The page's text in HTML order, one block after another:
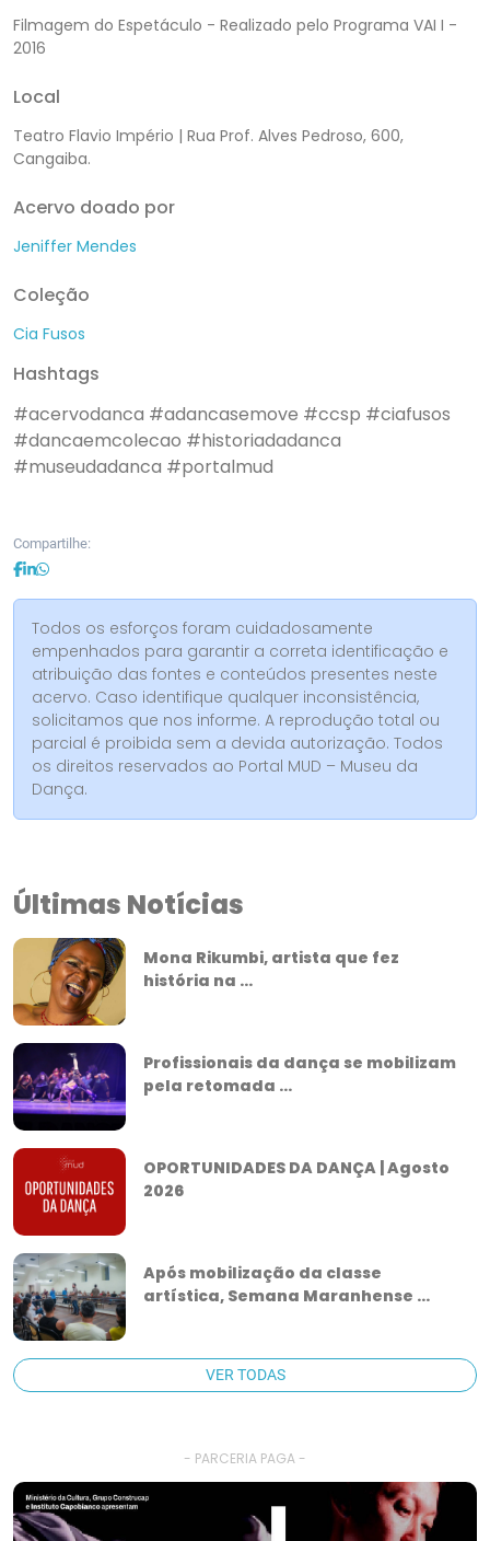
Filmagem do Espetáculo - Realizado pelo Programa VAI I -
2016
Local
Teatro Flavio Império | Rua Prof. Alves Pedroso, 600,
Cangaiba.
Acervo doado por
Jeniffer Mendes
Coleção
Cia Fusos
Hashtags
#acervodanca #adancasemove #ccsp #ciafusos
#dancaemcolecao #historiadadanca
#museudadanca #portalmud
Compartilhe:
Todos os esforços foram cuidadosamente
empenhados para garantir a correta identificação e
atribuição das fontes e conteúdos presentes neste
acervo. Caso identifique qualquer inconsistência,
solicitamos que nos informe. A reprodução total ou
parcial é proibida sem a devida autorização. Todos
os direitos reservados ao Portal MUD – Museu da
Dança.
Últimas Notícias
Mona Rikumbi, artista que fez
história na ...
Profissionais da dança se mobilizam
pela retomada ...
OPORTUNIDADES DA DANÇA | Agosto
2026
Após mobilização da classe
artística, Semana Maranhense ...
VER TODAS
- PARCERIA PAGA -